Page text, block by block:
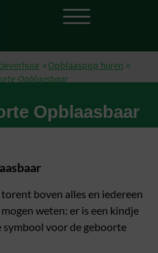
»Opblaaspop huren »
Opblaasbaar
Opblaasbaar
boven alles en iedereen
weten: er is een kindje
voor de geboorte